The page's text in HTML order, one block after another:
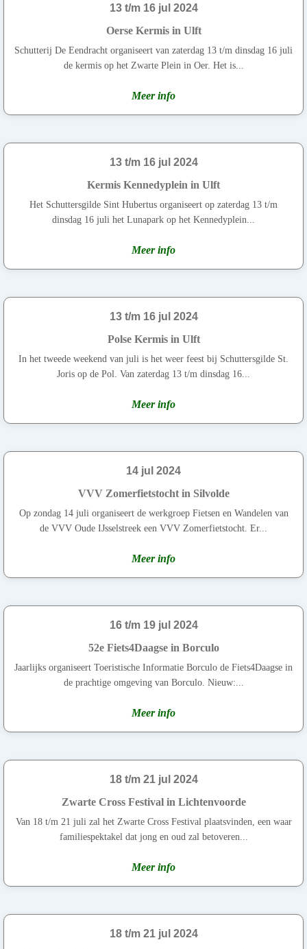
13 t/m 16 jul 2024
Oerse Kermis in Ulft
Schutterij De Eendracht organiseert van zaterdag 13 t/m dinsdag 16 juli
de kermis op het Zwarte Plein in Oer. Het is...
Meer info
13 t/m 16 jul 2024
Kermis Kennedyplein in Ulft
Het Schuttersgilde Sint Hubertus organiseert op zaterdag 13 t/m
dinsdag 16 juli het Lunapark op het Kennedyplein...
Meer info
13 t/m 16 jul 2024
Polse Kermis in Ulft
In het tweede weekend van juli is het weer feest bij Schuttersgilde St.
Joris op de Pol. Van zaterdag 13 t/m dinsdag 16...
Meer info
14 jul 2024
VVV Zomerfietstocht in Silvolde
Op zondag 14 juli organiseert de werkgroep Fietsen en Wandelen van
de VVV Oude IJsselstreek een VVV Zomerfietstocht. Er...
Meer info
16 t/m 19 jul 2024
52e Fiets4Daagse in Borculo
Jaarlijks organiseert Toeristische Informatie Borculo de Fiets4Daagse in
de prachtige omgeving van Borculo. Nieuw:...
Meer info
18 t/m 21 jul 2024
Zwarte Cross Festival in Lichtenvoorde
Van 18 t/m 21 juli zal het Zwarte Cross Festival plaatsvinden, een waar
familiespektakel dat jong en oud zal betoveren...
Meer info
18 t/m 21 jul 2024